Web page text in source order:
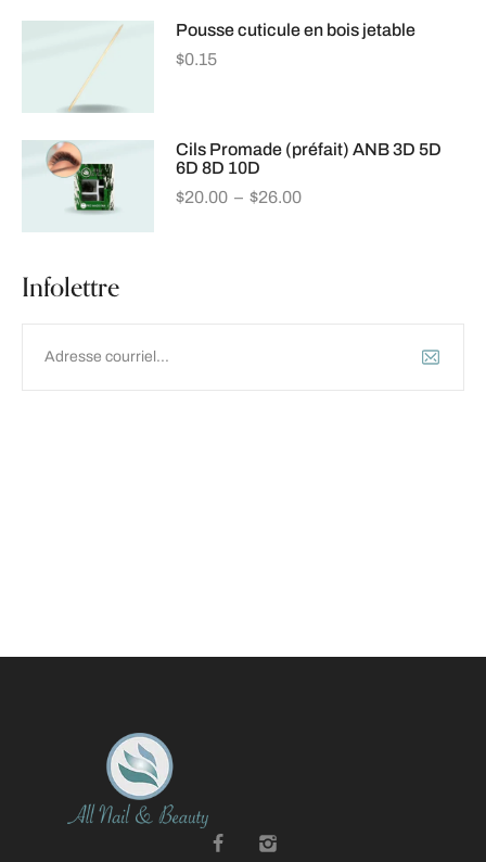
Pousse cuticule en bois jetable
$0.15
Cils Promade (préfait) ANB 3D 5D
6D 8D 10D
$20.00 – $26.00
Infolettre